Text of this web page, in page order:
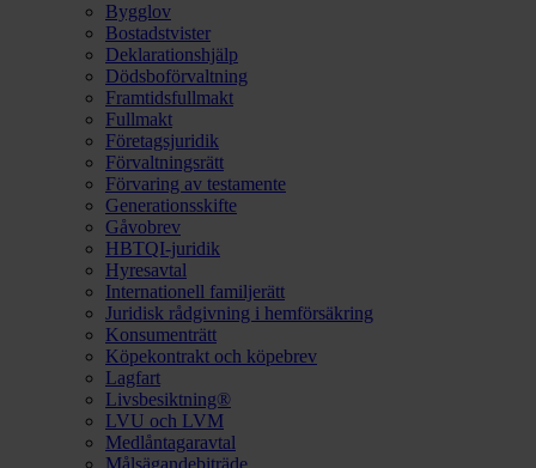
Bygglov
Bostadstvister
Deklarationshjälp
Dödsboförvaltning
Framtidsfullmakt
Fullmakt
Företagsjuridik
Förvaltningsrätt
Förvaring av testamente
Generationsskifte
Gåvobrev
HBTQI-juridik
Hyresavtal
Internationell familjerätt
Juridisk rådgivning i hemförsäkring
Konsumenträtt
Köpekontrakt och köpebrev
Lagfart
Livsbesiktning®
LVU och LVM
Medlåntagaravtal
Målsägandebiträde